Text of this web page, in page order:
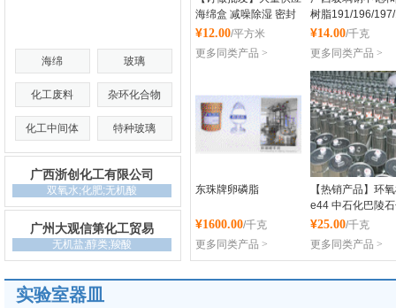
海绵 玻璃
化工废料 杂环化合物
化工中间体 特种玻璃
广西浙创化工有限公司
双氧水;化肥;无机酸
广州大观信第化工贸易
无机盐;醇类;羧酸
海绵盒 减噪除湿 密封
海绵包装内衬
¥12.00/平方米
更多同类产品 >
材料制品厂
勋章
树脂191/196/
3301南宁工艺品
¥14.00/千克
更多同类产品 >
广西浙创化工有
勋章
东珠牌卵磷脂
¥1600.00/千克
更多同类产品 >
【热销产品】环
e44 中石化巴陵
双酚A型液体环氧
E
¥25.00/千克
更多同类产品 >
实验室器皿